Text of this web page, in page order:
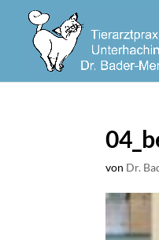
content
von Dr.